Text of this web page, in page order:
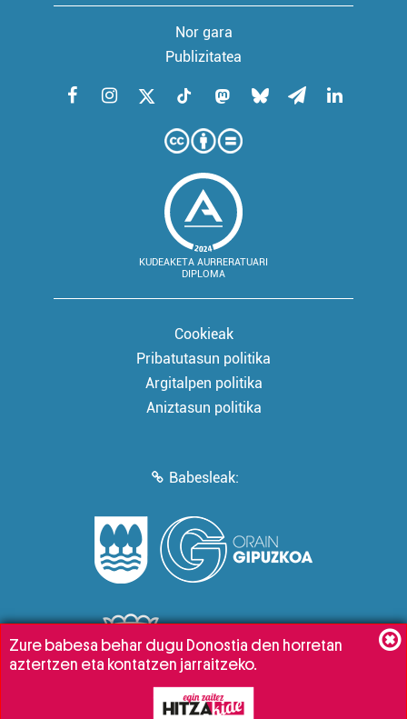
Nor gara
Publizitatea
KUDEAKETA AURRERATUARI
DIPLOMA
Cookieak
Pribatutasun politika
Argitalpen politika
Aniztasun politika
Babesleak:
Zure babesa behar dugu Donostia den horretan
aztertzen eta kontatzen jarraitzeko.